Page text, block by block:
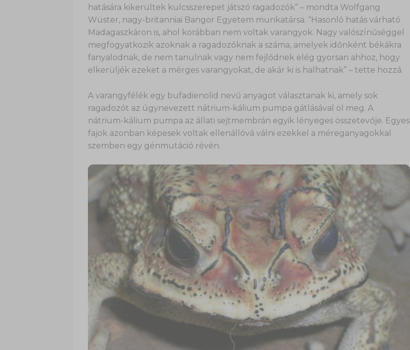
hatására kikerültek kulcsszerepet játszó ragadozók” – mondta Wolfgang
Wüster, nagy-britanniai Bangor Egyetem munkatársa. “Hasonló hatás várható
Madagaszkáron is, ahol korábban nem voltak varangyok. Nagy valószínűséggel
megfogyatkozik azoknak a ragadozóknak a száma, amelyek időnként békákra
fanyalodnak, de nem tanulnak vagy nem fejlődnek elég gyorsan ahhoz, hogy
elkerüljék ezeket a mérges varangyokat, de akár ki is halhatnak” – tette hozzá.
A varangyfélék egy bufadienolid nevű anyagot választanak ki, amely sok
ragadozót az úgynevezett nátrium-kálium pumpa gátlásával öl meg. A
nátrium-kálium pumpa az állati sejtmembrán egyik lényeges összetevője. Egyes
fajok azonban képesek voltak ellenállóvá válni ezekkel a méreganyagokkal
szemben egy génmutáció révén.